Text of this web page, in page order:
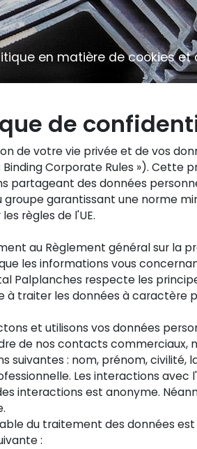
en matière de cookies
de
de votre vie privée et de vos
Binding Corporate Rules »). Cette
partageant des données
groupe garantissant une norme
règles de l'UE.
au Règlement général sur la
les informations vous
Palplanches respecte les
à traiter les données à caractère
et utilisons vos données
de nos contacts commerciaux,
suivantes : nom, prénom, civilité,
Les interactions avec
interactions est anonyme.
du traitement des données
: